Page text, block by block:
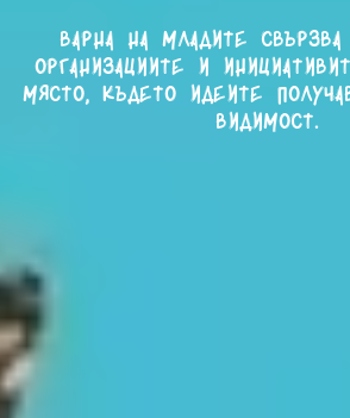
Варна на младите
организациите и
място, където идеите
видимост.